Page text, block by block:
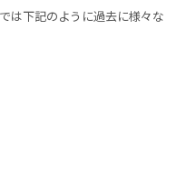
は下記のように過去に様々な